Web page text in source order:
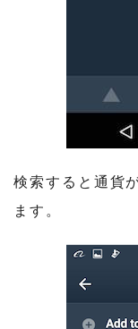
検索すると通貨
ます。